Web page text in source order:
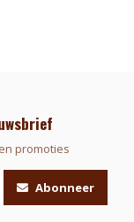
promoties
Abonneer